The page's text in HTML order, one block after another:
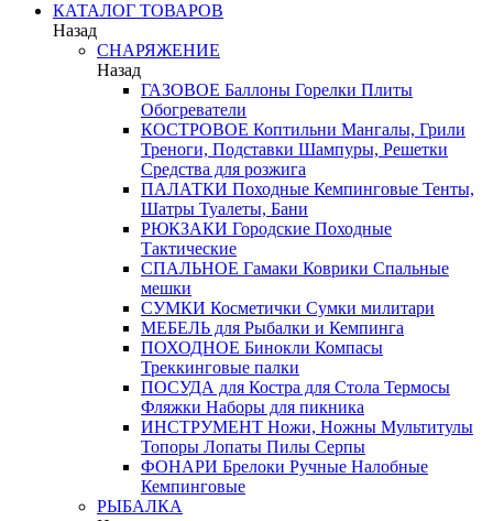
КАТАЛОГ ТОВАРОВ
Назад
СНАРЯЖЕНИЕ
Назад
ГАЗОВОЕ Баллоны Горелки Плиты
Обогреватели
КОСТРОВОЕ Коптильни Мангалы, Грили
Треноги, Подставки Шампуры, Решетки
Средства для розжига
ПАЛАТКИ Походные Кемпинговые Тенты,
Шатры Туалеты, Бани
РЮКЗАКИ Городские Походные
Тактические
СПАЛЬНОЕ Гамаки Коврики Спальные
мешки
СУМКИ Косметички Сумки милитари
МЕБЕЛЬ для Рыбалки и Кемпинга
ПОХОДНОЕ Бинокли Компасы
Треккинговые палки
ПОСУДА для Костра для Стола Термосы
Фляжки Наборы для пикника
ИНСТРУМЕНТ Ножи, Ножны Мультитулы
Топоры Лопаты Пилы Серпы
ФОНАРИ Брелоки Ручные Налобные
Кемпинговые
РЫБАЛКА